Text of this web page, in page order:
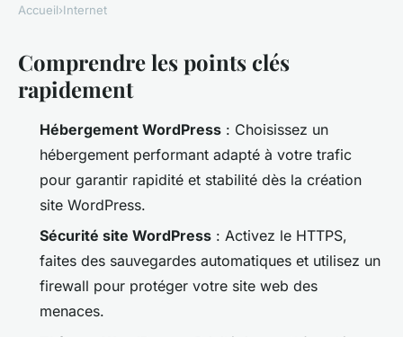
10 étapes clés pour réussir
votre site WordPress
Franceline•08/04/2026 17:37•9 min de lecture
Accueil›Internet
Comprendre les points clés
rapidement
Hébergement WordPress : Choisissez un
hébergement performant adapté à votre trafic
pour garantir rapidité et stabilité dès la création
site WordPress.
Sécurité site WordPress : Activez le HTTPS,
faites des sauvegardes automatiques et utilisez un
firewall pour protéger votre site web des
menaces.